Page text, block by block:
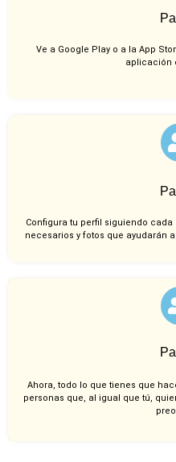
Ve a Google Play o a la App
aplicación
Configura tu perfil siguiendo
necesarios y fotos que ayudarán
Ahora, todo lo que tienes que
personas que, al igual que tú,